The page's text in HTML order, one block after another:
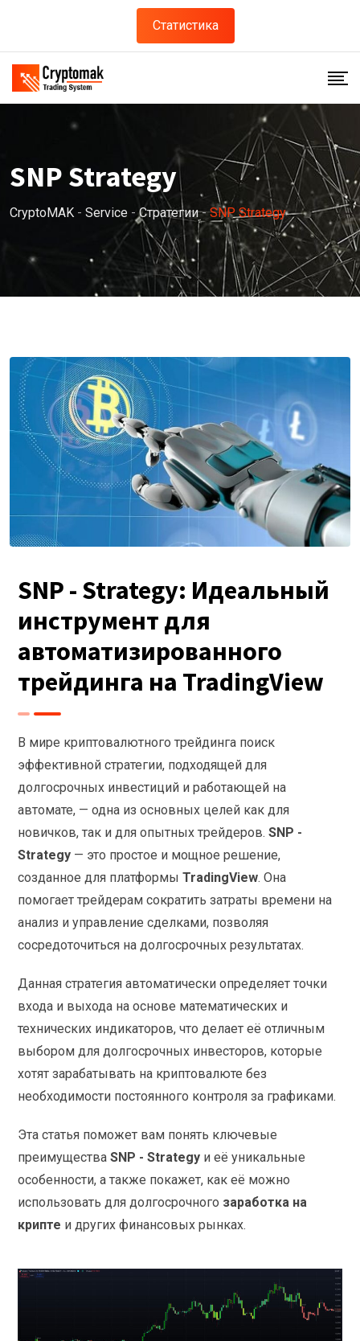
Статистика
SNP Strategy
CryptoMAK - Service -Стратегии-SNP Strategy
SNP - Strategy: Идеальный
инструмент для
автоматизированного
трейдинга на TradingView
В мире криптовалютного трейдинга поиск
эффективной стратегии, подходящей для
долгосрочных инвестиций и работающей на
автомате, — одна из основных целей как для
новичков, так и для опытных трейдеров. SNP -
Strategy — это простое и мощное решение,
созданное для платформы TradingView. Она
помогает трейдерам сократить затраты времени на
анализ и управление сделками, позволяя
сосредоточиться на долгосрочных результатах.
Данная стратегия автоматически определяет точки
входа и выхода на основе математических и
технических индикаторов, что делает её отличным
выбором для долгосрочных инвесторов, которые
хотят зарабатывать на криптовалюте без
необходимости постоянного контроля за графиками.
Эта статья поможет вам понять ключевые
преимущества SNP - Strategy и её уникальные
особенности, а также покажет, как её можно
использовать для долгосрочного заработка на
крипте и других финансовых рынках.